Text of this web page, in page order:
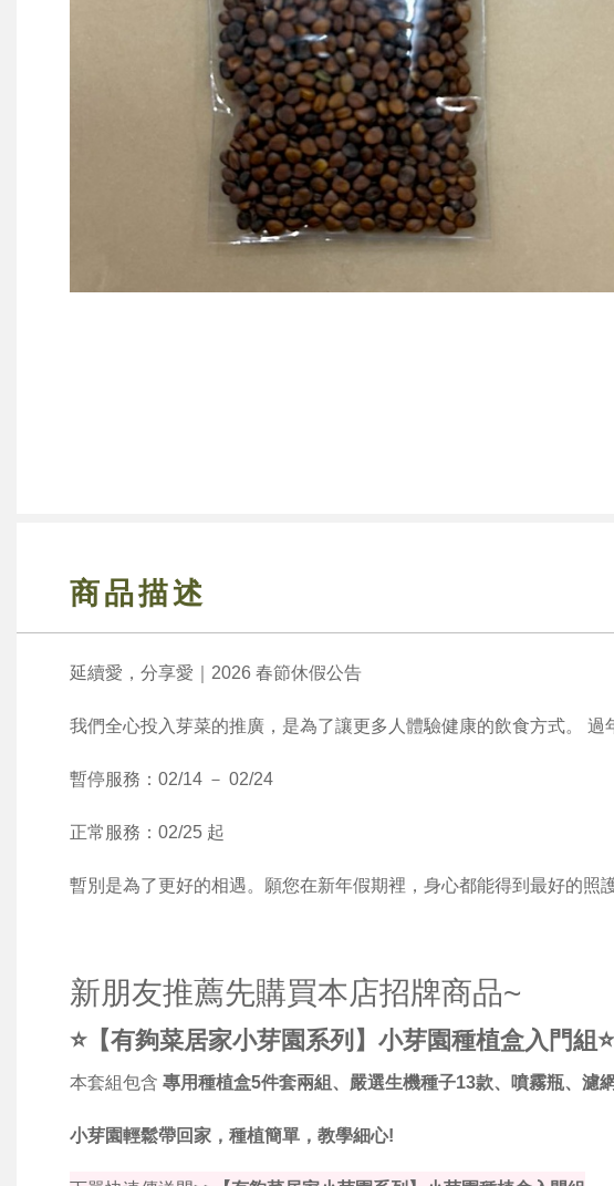
商品描述
延續愛，分享愛｜2026 春節休假公告
我們全心投入芽菜的推廣，是為了讓更多人體驗健康的飲食方式。
暫停服務：02/14 － 02/24
正常服務：02/25 起
暫別是為了更好的相遇。願您在新年假期裡，身心都能得到最好的
新朋友推薦先購買本店招牌商品~
⭐【有夠菜居家小芽園系列】小芽園種植盒入門組⭐
本套組包含 專用種植盒5件套兩組、嚴選生機種子13款、噴霧瓶、濾
小芽園輕鬆帶回家，種植簡單，教學細心!